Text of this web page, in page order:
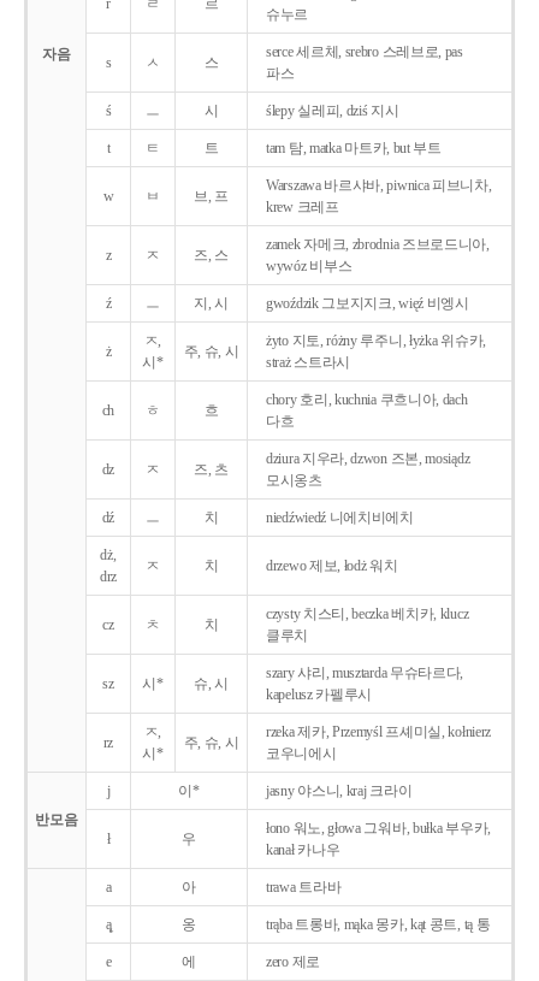
자음
r ㄹ 르
슈누르
s ㅅ 스
serce 세르체, srebro 스레브로, pas
파스
ś ㅡ 시 ślepy 실레피, dziś 지시
t ㅌ 트 tam 탐, matka 마트카, but 부트
w ㅂ 브, 프
Warszawa 바르샤바, piwnica 피브니차,
krew 크레프
z ㅈ 즈, 스
zamek 자메크, zbrodnia 즈브로드니아,
wywóz 비부스
ź ㅡ 지, 시 gwoździk 그보지지크, więź 비엥시
ż
ㅈ,
시*
주, 슈, 시
żyto 지토, różny 루주니, łyżka 위슈카,
straż 스트라시
ch ㅎ 흐
chory 호리, kuchnia 쿠흐니아, dach
다흐
dz ㅈ 즈, 츠
dziura 지우라, dzwon 즈본, mosiądz
모시옹츠
dź ㅡ 치 niedźwiedź 니에치비에치
dż,
drz
ㅈ 치 drzewo 제보, łodż 워치
cz ㅊ 치
czysty 치스티, beczka 베치카, klucz
클루치
sz 시* 슈, 시
szary 샤리, musztarda 무슈타르다,
kapelusz 카펠루시
rz
ㅈ,
시*
주, 슈, 시
rzeka 제카, Przemyśl 프셰미실, kołnierz
코우니에시
반모음
j 이* jasny 야스니, kraj 크라이
ł 우
łono 워노, głowa 그워바, bułka 부우카,
kanał 카나우
a 아 trawa 트라바
ą̨ 옹 trąba 트롱바, mąka 몽카, kąt 콩트, tą 통
e 에 zero 제로